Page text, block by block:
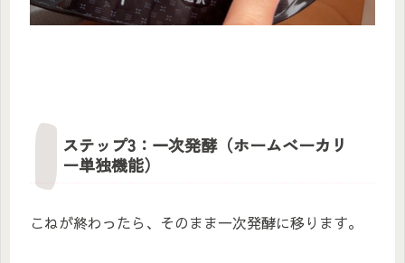
ステップ3：一次発酵（ホームベーカリ
ー単独機能）
こねが終わったら、そのまま一次発酵に移ります。